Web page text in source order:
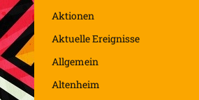
Aktionen
Aktuelle Ereignisse
Allgemein
Altenheim